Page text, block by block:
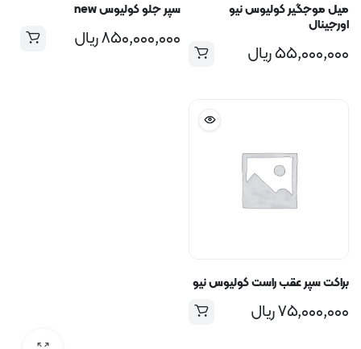
میل موجگیر کولیوس نیو
اورجینال
۵۵,۰۰۰,۰۰۰ریال
سپر جلو کولیوس new
۸۵۰,۰۰۰,۰۰۰ریال
براکت سپر عقب راست کولیوس نیو
۷۵,۰۰۰,۰۰۰ریال